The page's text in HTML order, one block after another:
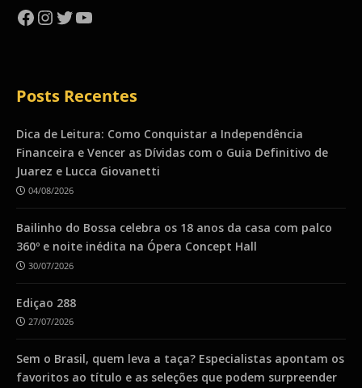
Facebook
Instagram
Twitter
YouTube
Posts Recentes
Dica de Leitura: Como Conquistar a Independência
Financeira e Vencer as Dívidas com o Guia Definitivo de
Juarez e Lucca Giovanetti
04/08/2026
Bailinho do Bossa celebra os 18 anos da casa com palco
360º e noite inédita na Ópera Concept Hall
30/07/2026
Ediçao 288
27/07/2026
Sem o Brasil, quem leva a taça? Especialistas apontam os
favoritos ao título e as seleções que podem surpreender